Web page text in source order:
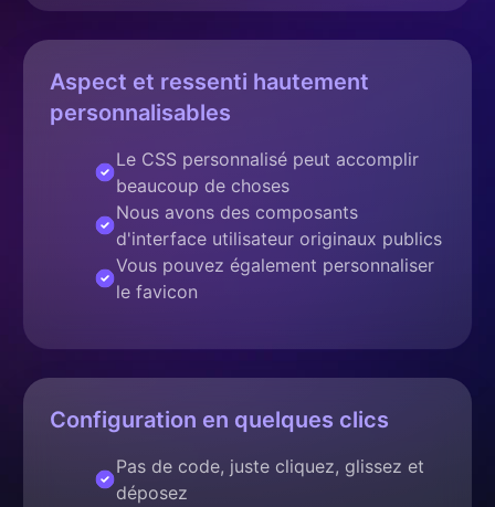
Aspect et ressenti hautement
personnalisables
Le CSS personnalisé peut accomplir
beaucoup de choses
Nous avons des composants
d'interface utilisateur originaux publics
Vous pouvez également personnaliser
le favicon
Configuration en quelques clics
Pas de code, juste cliquez, glissez et
déposez